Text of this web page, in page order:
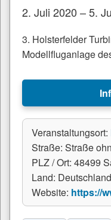
2. Juli 2020 – 5.
3. Holsterfelder
Modellfluganlage
Veranstaltungsort:
Straße: Straße
PLZ / Ort: 48499
Land: Deutschland
Website: https://